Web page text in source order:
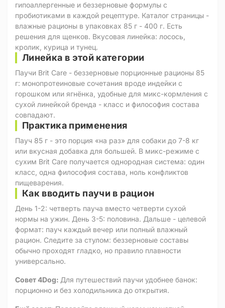
гипоаллергенные и беззерновые формулы с
пробиотиками в каждой рецептуре. Каталог страницы -
влажные рационы в упаковках 85 г - 400 г. Есть
решения для щенков. Вкусовая линейка: лосось,
кролик, курица и тунец.
Линейка в этой категории
Паучи Brit Care - беззерновые порционные рационы 85
г: монопротеиновые сочетания вроде индейки с
горошком или ягнёнка, удобные для микс-кормления с
сухой линейкой бренда - класс и философия состава
совпадают.
Практика применения
Пауч 85 г - это порция «на раз» для собаки до 7-8 кг
или вкусная добавка для большей. В микс-режиме с
сухим Brit Care получается однородная система: один
класс, одна философия состава, ноль конфликтов
пищеварения.
Как вводить паучи в рацион
День 1-2: четверть пауча вместо четверти сухой
нормы на ужин. День 3-5: половина. Дальше - целевой
формат: пауч каждый вечер или полный влажный
рацион. Следите за стулом: беззерновые составы
обычно проходят гладко, но правило плавности
универсально.
Совет 4Dog: Для путешествий паучи удобнее банок:
порционно и без холодильника до открытия.